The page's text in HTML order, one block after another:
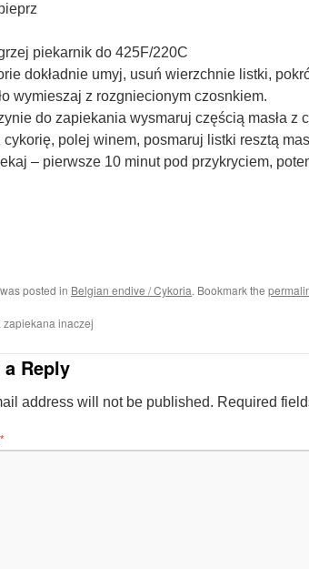
piekarnik do 425F/220C
dokładnie umyj, usuń wierzchnie listki,
wymieszaj z rozgniecionym czosnkiem.
do zapiekania wysmaruj częścią masła z
cykorię, polej winem, posmaruj listki resztą
– pierwsze 10 minut pod przykryciem,
posted in Belgian endive / Cykoria. Bookmark the
zapiekana inaczej
a Reply
address will not be published. Required
*